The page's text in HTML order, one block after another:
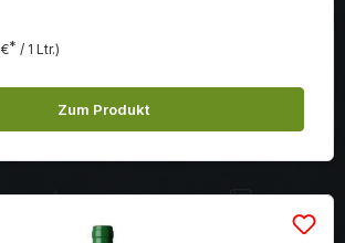
* / 1 Ltr.)
Zum Produkt